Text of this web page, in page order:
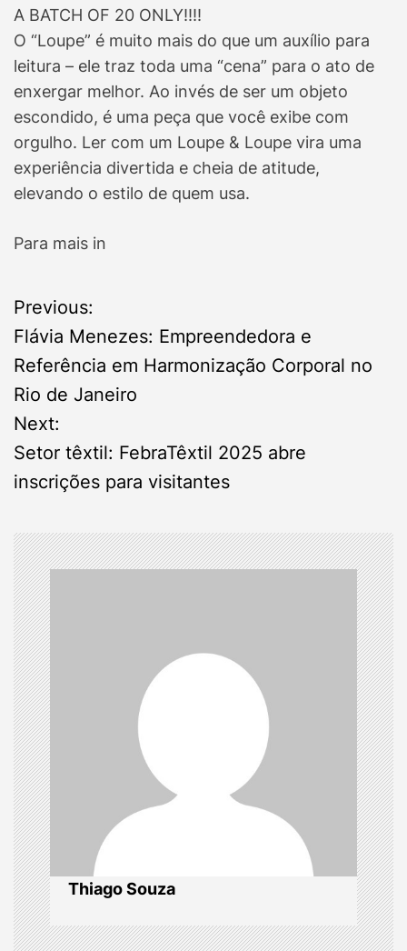
A BATCH OF 20 ONLY!!!!
O “Loupe” é muito mais do que um auxílio para
leitura – ele traz toda uma “cena” para o ato de
enxergar melhor. Ao invés de ser um objeto
escondido, é uma peça que você exibe com
orgulho. Ler com um Loupe & Loupe vira uma
experiência divertida e cheia de atitude,
elevando o estilo de quem usa.
Para mais in
P
o
s
t
n
a
v
i
g
a
t
i
o
n
Previous:
Flávia Menezes: Empreendedora e
Referência em Harmonização Corporal no
Rio de Janeiro
Next:
Setor têxtil: FebraTêxtil 2025 abre
inscrições para visitantes
Thiago Souza